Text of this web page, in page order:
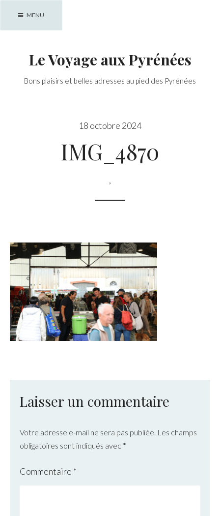
MENU
Le Voyage aux Pyrénées
Bons plaisirs et belles adresses au pied des Pyrénées
18 octobre 2024
IMG_4870
,
Laisser un commentaire
Votre adresse e-mail ne sera pas publiée. Les champs
obligatoires sont indiqués avec *
Commentaire *